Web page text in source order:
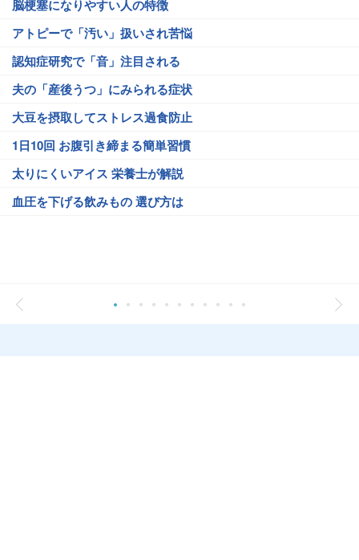
脳梗塞になりやすい人の特徴
アトピーで「汚い」扱いされ苦悩
認知症研究で「音」注目される
夫の「産後うつ」にみられる症状
大豆を摂取してストレス過食防止
1日10回 お腹引き締まる簡単習慣
太りにくいアイス 栄養士が解説
血圧を下げる飲みもの 選び方は